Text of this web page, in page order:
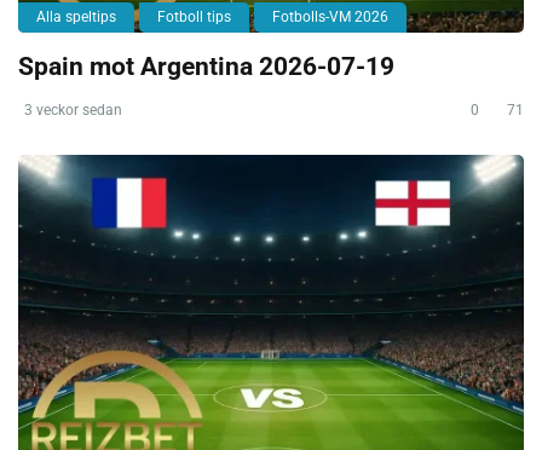
Alla speltips Fotboll tips Fotbolls-VM 2026
Spain mot Argentina 2026-07-19
3 veckor sedan 0 71